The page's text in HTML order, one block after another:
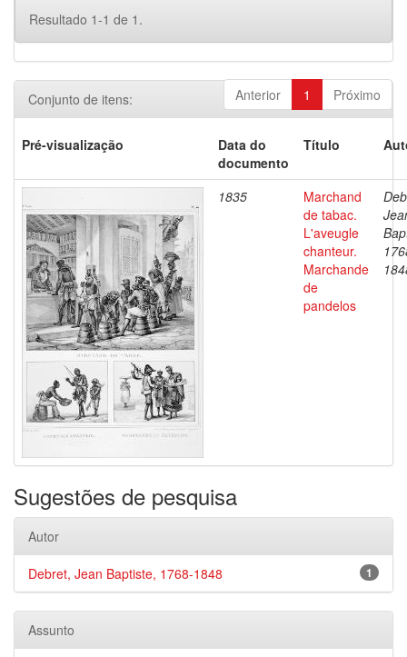
Resultado 1-1 de 1.
Anterior 1 Próximo
Conjunto de itens:
Pré-visualização
Data do
documento
Título
1835
Marchand
de tabac.
L'aveugle
chanteur.
Marchande
de
pandelos
Sugestões de pesquisa
Autor
1
Debret, Jean Baptiste, 1768-1848
Assunto